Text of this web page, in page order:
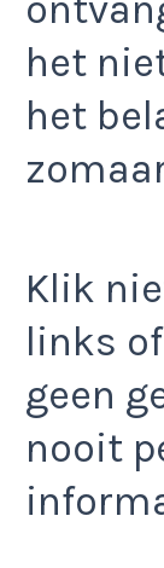
het
het
Klik
links
geen
nooit